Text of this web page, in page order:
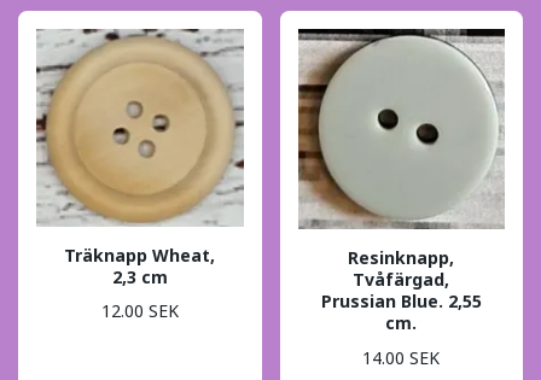
Träknapp Wheat,
2,3 cm
12.00 SEK
Resinknapp,
Tvåfärgad,
Prussian Blue. 2,55
cm.
14.00 SEK